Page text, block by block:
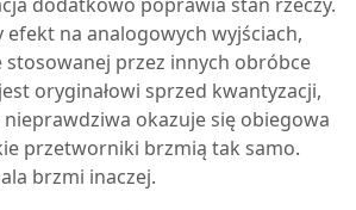
efekt na analogowych wyjściach,
stosowanej przez innych obróbce
oryginałowi sprzed kwantyzacji,
okazuje się obiegowa
przetworniki brzmią tak samo.
brzmi inaczej.